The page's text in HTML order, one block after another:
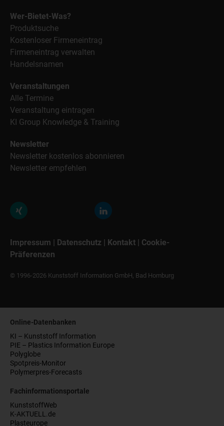
Wer-Bietet-Was?
Produktsuche
Kostenloser Firmeneintrag
Firmeneintrag verwalten
Handelsnamen
Veranstaltungen
Alle Termine
Veranstaltung eintragen
KI Group Knowledge & Training
Newsletter
Newsletter kostenlos abonnieren
Newsletter empfehlen
Impressum | Datenschutz | Kontakt | Cookie-
Präferenzen
© 1996-2026 Kunststoff Information GmbH, Bad Homburg
Online-Datenbanken
KI – Kunststoff Information
PIE – Plastics Information Europe
Polyglobe
Spotpreis-Monitor
Polymerpres-Forecasts
Fachinformationsportale
KunststoffWeb
K-AKTUELL.de
Plasteurope